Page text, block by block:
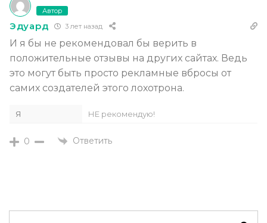
Автор
Эдуард 3 лет назад
И я бы не рекомендовал бы верить в
положительные отзывы на других сайтах. Ведь
это могут быть просто рекламные вбросы от
самих создателей этого лохотрона.
Я НЕ рекомендую!
0 Ответить